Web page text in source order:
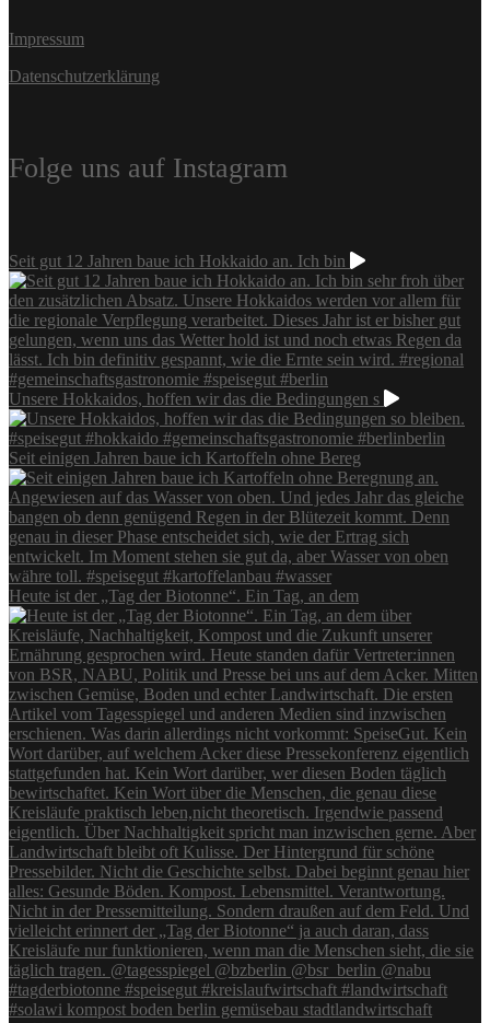
Impressum
Datenschutzerklärung
Folge uns auf Instagram
Seit gut 12 Jahren baue ich Hokkaido an. Ich bin
Unsere Hokkaidos, hoffen wir das die Bedingungen s
Seit einigen Jahren baue ich Kartoffeln ohne Bereg
Heute ist der „Tag der Biotonne“. Ein Tag, an dem